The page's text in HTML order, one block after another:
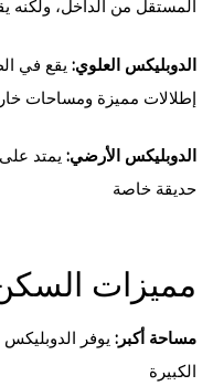
المستقل من الداخل، ولكنه
الدوبليكس العلوي: يقع في
إطلالات مميزة ومساحات
الدوبليكس الأرضي: يمتد
حديقة خاصة
مميزات
مساحة أكبر: يوفر
الكبيرة